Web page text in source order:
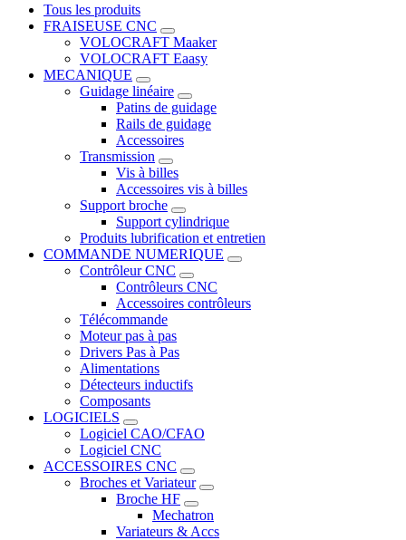
Tous les produits
FRAISEUSE CNC
VOLOCRAFT Maaker
VOLOCRAFT Eaasy
MECANIQUE
Guidage linéaire
Patins de guidage
Rails de guidage
Accessoires
Transmission
Vis à billes
Accessoires vis à billes
Support broche
Support cylindrique
Produits lubrification et entretien
COMMANDE NUMERIQUE
Contrôleur CNC
Contrôleurs CNC
Accessoires contrôleurs
Télécommande
Moteur pas à pas
Drivers Pas à Pas
Alimentations
Détecteurs inductifs
Composants
LOGICIELS
Logiciel CAO/CFAO
Logiciel CNC
ACCESSOIRES CNC
Broches et Variateur
Broche HF
Mechatron
Variateurs & Accs